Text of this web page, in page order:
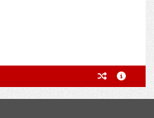
wymagane
poprzednie